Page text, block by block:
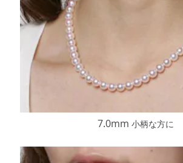
7.0mm 小柄な方に